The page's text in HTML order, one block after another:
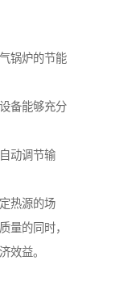
锅炉的节能
备能够充分
动调节输
热源的场
量的同时，
效益。